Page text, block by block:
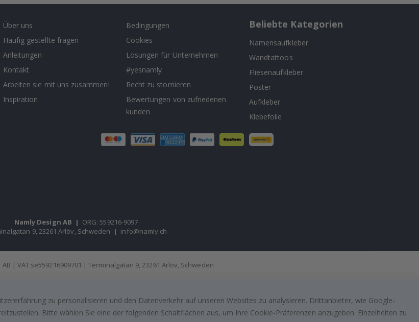
Über uns
Häufig gestellte fragen
Anleitungen
Kontakt
Arbeiten sie mit uns zusammen!
Inspiration
Bedingungen
Cookies
Lösungen für Unternehmen
#yesnamly
Recht zu stornieren
Bewertungen von zufriedenen
kunden
Beliebte Kategorien
Namensaufkleber
Wandtattoos
Fliesenaufkleber
Poster
Aufkleber
Klebefolie
Namly Design AB | ORG: 559216-9097
9, 23261 Arlöv, Schweden | info@namly.ch
| VAT se559216909701 | Terminalgatan 9, 23261 Arlöv, Schweden
zu personalisieren und den Datenverkehr auf unseren Websites zu analysieren. Drittanbieter, wie Google-
Bitte wählen Sie eine der folgenden Schaltflächen aus, um Ihre Cookie-Präferenzen anzugeben. Einzelheiten zu